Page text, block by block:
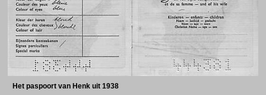
Het paspoort van Henk uit 1938